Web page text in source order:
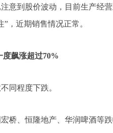
意到股价波动，目前生产经
，近期销售情况正常。
度飙涨超过70%
同程度下跌。
桥、恒隆地产、华润啤酒等跌